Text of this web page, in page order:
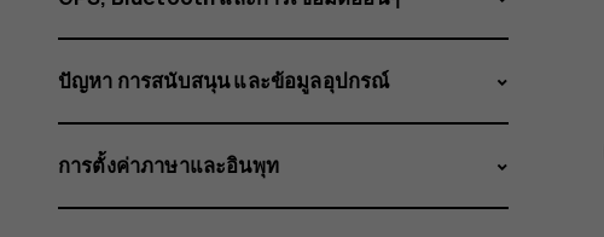
หรือ
ปัญหา การสนับสนุน และข้อมูลอุปกรณ์
การตั้งค่าภาษาและอินพุท